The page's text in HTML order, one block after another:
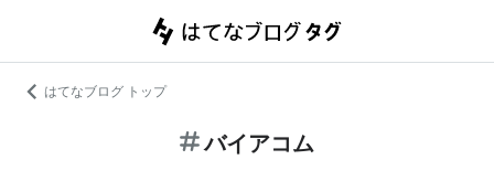
はてなブログ トップ
バイアコム